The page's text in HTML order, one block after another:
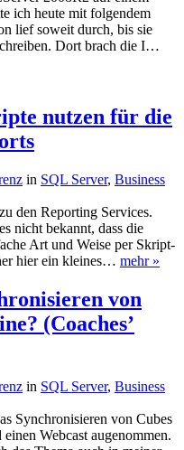
ich heute mit folgendem
lief soweit durch, bis sie
Dort brach die I…
nutzen für die
in SQL Server, Business
den Reporting Services.
nicht bekannt, dass die
Art und Weise per Skript-
hier ein kleines… mehr »
von
(Coaches’
in SQL Server, Business
Synchronisieren von Cubes
Webcast augenommen.